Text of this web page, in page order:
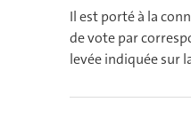
Il est porté à la
de vote par
levée indiquée sur